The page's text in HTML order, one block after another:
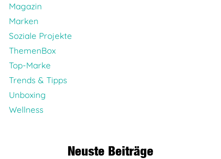
Magazin
Marken
Soziale Projekte
ThemenBox
Top-Marke
Trends & Tipps
Unboxing
Wellness
Neuste Beiträge